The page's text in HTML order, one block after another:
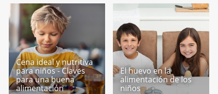
Cena ideal y nutritiva
para niños - Claves
para una buena
alimentación
El huevo en la
alimentación de los
niños